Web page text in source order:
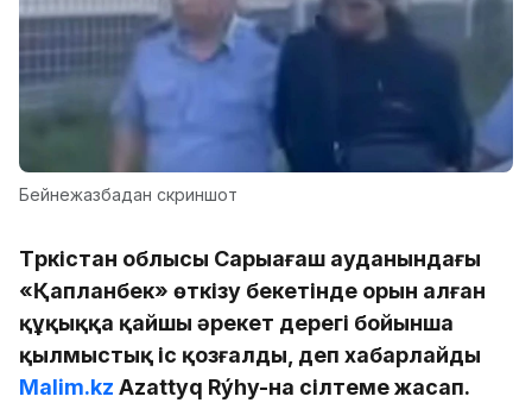
Бейнежазбадан скриншот
Түркістан облысы Сарыағаш ауданындағы
«Қапланбек» өткізу бекетінде орын алған
құқыққа қайшы әрекет дерегі бойынша
қылмыстық іс қозғалды, деп хабарлайды
Malim.kz Azattyq Rýhy-на сілтеме жасап.